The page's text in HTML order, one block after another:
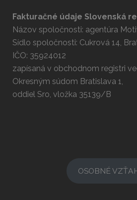
Fakturačné údaje Slovenská
Názov spoločnosti: agentúra
Sídlo spoločnosti: Cukrová 14,
IČO: 35924012
zapísaná v obchodnom registri
Okresným súdom Bratislava 1,
oddiel Sro, vložka 35139/B
OSOBNÉ